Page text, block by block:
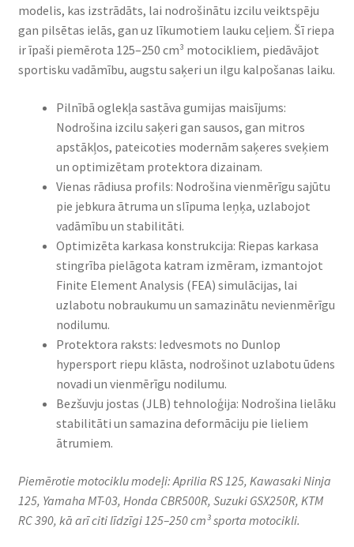
modelis, kas izstrādāts, lai nodrošinātu izcilu veiktspēju
gan pilsētas ielās, gan uz līkumotiem lauku ceļiem. Šī riepa
ir īpaši piemērota 125–250 cm³ motocikliem, piedāvājot
sportisku vadāmību, augstu saķeri un ilgu kalpošanas laiku.
Pilnībā oglekļa sastāva gumijas maisījums:
Nodrošina izcilu saķeri gan sausos, gan mitros
apstākļos, pateicoties modernām saķeres sveķiem
un optimizētam protektora dizainam.
Vienas rādiusa profils: Nodrošina vienmērīgu sajūtu
pie jebkura ātruma un slīpuma leņķa, uzlabojot
vadāmību un stabilitāti.
Optimizēta karkasa konstrukcija: Riepas karkasa
stingrība pielāgota katram izmēram, izmantojot
Finite Element Analysis (FEA) simulācijas, lai
uzlabotu nobraukumu un samazinātu nevienmērīgu
nodilumu.
Protektora raksts: Iedvesmots no Dunlop
hypersport riepu klāsta, nodrošinot uzlabotu ūdens
novadi un vienmērīgu nodilumu.
Bezšuvju jostas (JLB) tehnoloģija: Nodrošina lielāku
stabilitāti un samazina deformāciju pie lieliem
ātrumiem.
Piemērotie motociklu modeļi: Aprilia RS 125, Kawasaki Ninja
125, Yamaha MT-03, Honda CBR500R, Suzuki GSX250R, KTM
RC 390, kā arī citi līdzīgi 125–250 cm³ sporta motocikli.